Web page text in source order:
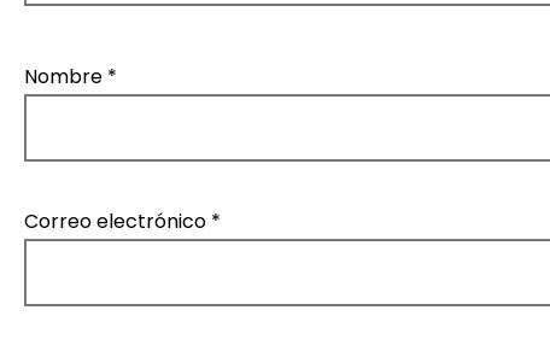
Nombre *
Correo electrónico *